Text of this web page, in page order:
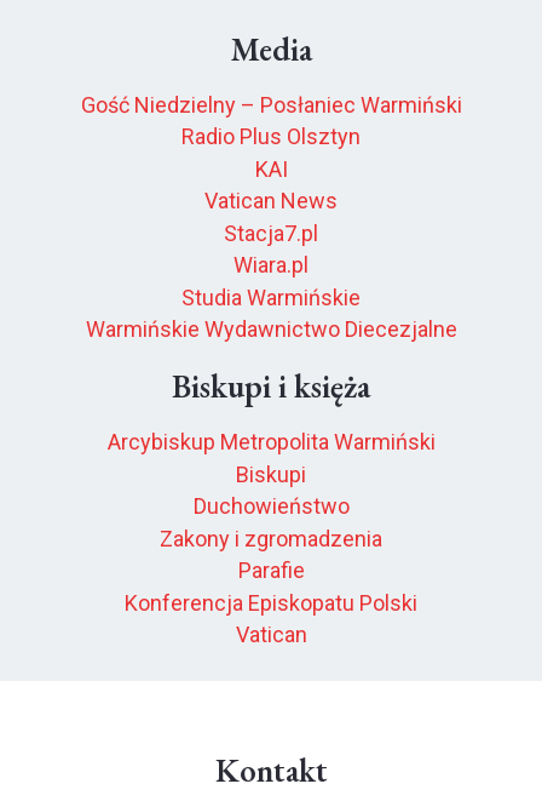
Media
Gość Niedzielny – Posłaniec Warmiński
Radio Plus Olsztyn
KAI
Vatican News
Stacja7.pl
Wiara.pl
Studia Warmińskie
Warmińskie Wydawnictwo Diecezjalne
Biskupi i księża
Arcybiskup Metropolita Warmiński
Biskupi
Duchowieństwo
Zakony i zgromadzenia
Parafie
Konferencja Episkopatu Polski
Vatican
Kontakt